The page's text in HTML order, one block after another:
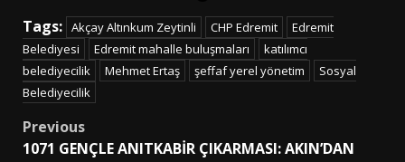
Tags: Akçay Altınkum Zeytinli CHP Edremit
Edremit
Belediyesi
Edremit mahalle buluşmaları
katılımcı
belediyecilik
Mehmet Ertaş şeffaf yerel yönetim
Sosyal
Belediyecilik
Post
Previous
1071 GENÇLE ANITKABİR ÇIKARMASI: AKIN’DAN